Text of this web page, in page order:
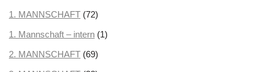
Juli 2025(3)
Juni 2025(1)
Mai 2025(1)
1. MANNSCHAFT (72)
1. Mannschaft – intern (1)
2. MANNSCHAFT (69)